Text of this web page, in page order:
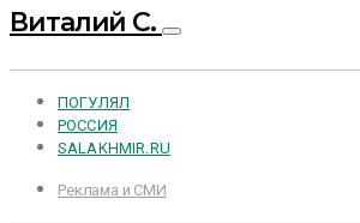
Виталий С.
ПОГУЛЯЛ
РОССИЯ
SALAKHMIR.RU
Реклама и СМИ